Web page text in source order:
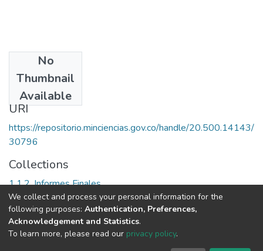
No
Thumbnail
Available
1999
URI
https://repositorio.minciencias.gov.co/handle/20.500.14143/
30796
Collections
1.1.2. Informes Finales
Full item page
DSpace software copyright © 2002-2026
We collect and process your personal information for the
following purposes: Authentication, Preferences,
Acknowledgement and Statistics.
To learn more, please read our privacy policy.